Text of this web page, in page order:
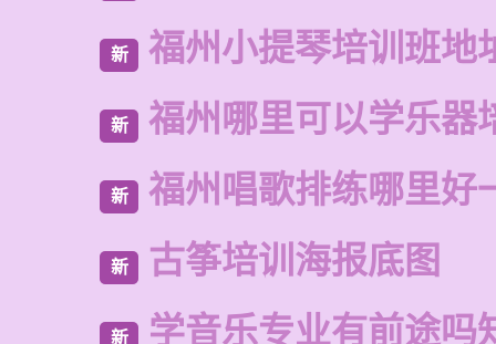
新 福州小提琴培训班地
新 福州哪里可以学乐器
新 福州唱歌排练哪里好
新 古筝培训海报底图
新 学音乐专业有前途吗